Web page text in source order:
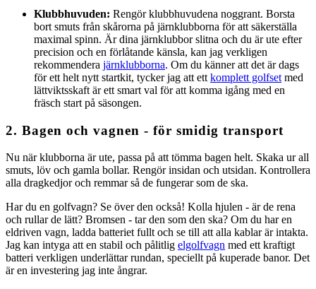
Klubbhuvuden: Rengör klubbhuvudena noggrant. Borsta
bort smuts från skårorna på järnklubborna för att säkerställa
maximal spinn. Är dina järnklubbor slitna och du är ute efter
precision och en förlåtande känsla, kan jag verkligen
rekommendera järnklubborna. Om du känner att det är dags
för ett helt nytt startkit, tycker jag att ett komplett golfset med
lättviktsskaft är ett smart val för att komma igång med en
fräsch start på säsongen.
2. Bagen och vagnen - för smidig transport
Nu när klubborna är ute, passa på att tömma bagen helt. Skaka ur all
smuts, löv och gamla bollar. Rengör insidan och utsidan. Kontrollera
alla dragkedjor och remmar så de fungerar som de ska.
Har du en golfvagn? Se över den också! Kolla hjulen - är de rena
och rullar de lätt? Bromsen - tar den som den ska? Om du har en
eldriven vagn, ladda batteriet fullt och se till att alla kablar är intakta.
Jag kan intyga att en stabil och pålitlig elgolfvagn med ett kraftigt
batteri verkligen underlättar rundan, speciellt på kuperade banor. Det
är en investering jag inte ångrar.